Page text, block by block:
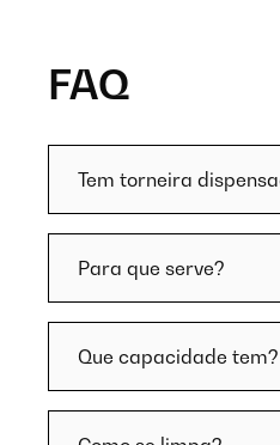
FAQ
Tem torneira
Para que serve?
Que capacidade tem?